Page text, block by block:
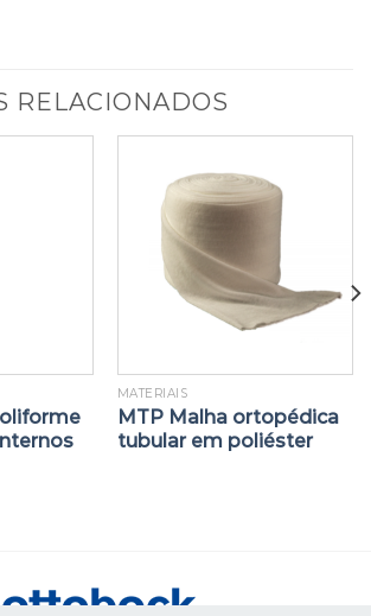
RELACIONADOS
MATERIAIS
MTP Malha ortopédica
tubular em poliéster